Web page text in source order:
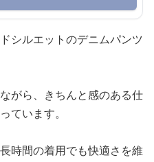
シルエットのデニムパンツ
がら、きちんと感のある仕
ています。
時間の着用でも快適さを維